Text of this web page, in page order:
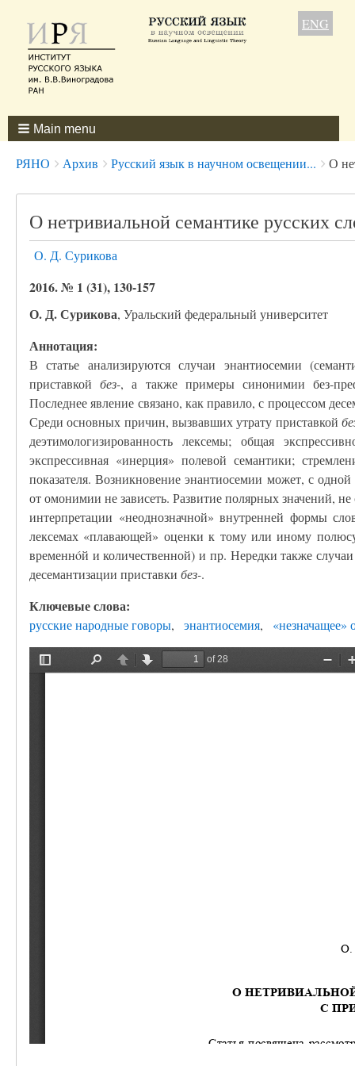
ENG
Main menu
Breadcrumbs
You
РЯНО Архив Русский язык в научном освещении... О
О нетривиальной семантике русских
О. Д. Сурикова
2016. № 1 (31), 130-157
О. Д. Сурикова, Уральский федеральный университет
Аннотация:
В статье анализируются случаи энантиосемии
приставкойбез-, а также примеры синонимии без-
Последнее явление связано, как правило, с процессом
Среди основных причин, вызвавших утрату приставкой
деэтимологизированность лексемы; общая
экспрессивная «инерция» полевой семантики;
показателя. Возникновение энантиосемии может, с
от омонимии не зависеть. Развитие полярных значений,
интерпретации «неоднозначной» внутренней формы
лексемах «плавающей» оценки к тому или иному
временнóй и количественной) и пр. Нередки также
десемантизации приставки без-.
Ключевые слова:
русские народные говоры энантиосемия «незначащее»